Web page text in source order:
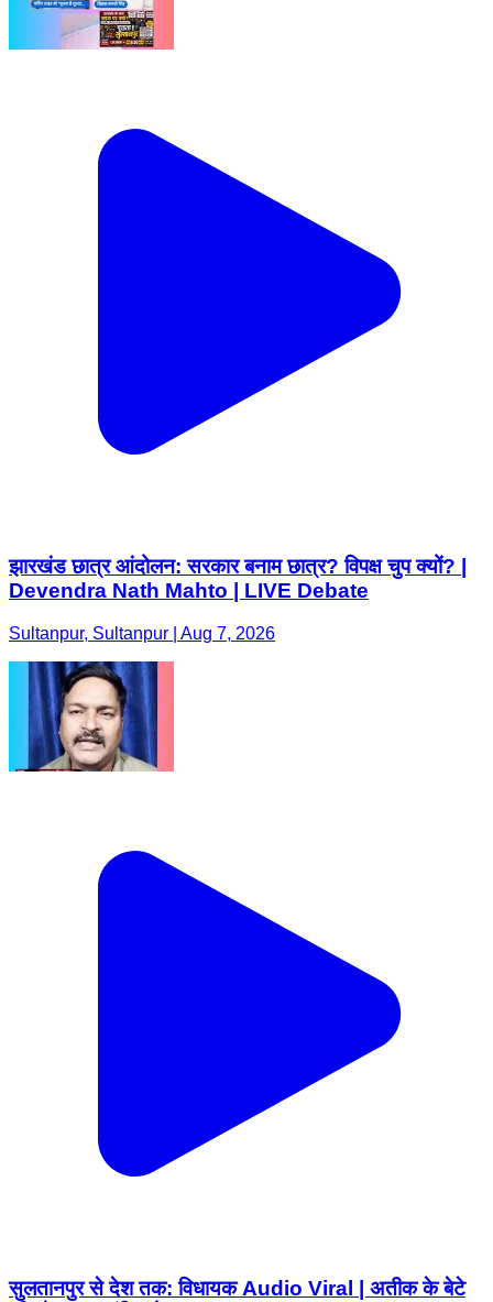
झारखंड छात्र आंदोलन: सरकार बनाम छात्र? विपक्ष चुप क्यों? |
Devendra Nath Mahto | LIVE Debate
Sultanpur, Sultanpur | Aug 7, 2026
सुलतानपुर से देश तक: विधायक Audio Viral | अतीक के बेटे